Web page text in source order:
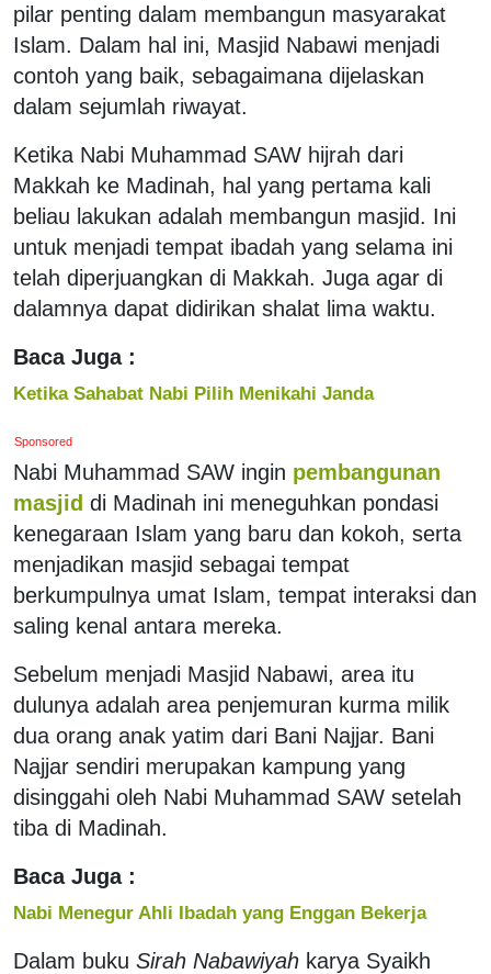
pilar penting dalam membangun masyarakat
Islam. Dalam hal ini, Masjid Nabawi menjadi
contoh yang baik, sebagaimana dijelaskan
dalam sejumlah riwayat.
Ketika Nabi Muhammad SAW hijrah dari
Makkah ke Madinah, hal yang pertama kali
beliau lakukan adalah membangun masjid. Ini
untuk menjadi tempat ibadah yang selama ini
telah diperjuangkan di Makkah. Juga agar di
dalamnya dapat didirikan shalat lima waktu.
Baca Juga :
Ketika Sahabat Nabi Pilih Menikahi Janda
Sponsored
Nabi Muhammad SAW ingin pembangunan
masjid di Madinah ini meneguhkan pondasi
kenegaraan Islam yang baru dan kokoh, serta
menjadikan masjid sebagai tempat
berkumpulnya umat Islam, tempat interaksi dan
saling kenal antara mereka.
Sebelum menjadi Masjid Nabawi, area itu
dulunya adalah area penjemuran kurma milik
dua orang anak yatim dari Bani Najjar. Bani
Najjar sendiri merupakan kampung yang
disinggahi oleh Nabi Muhammad SAW setelah
tiba di Madinah.
Baca Juga :
Nabi Menegur Ahli Ibadah yang Enggan Bekerja
Dalam buku Sirah Nabawiyah karya Syaikh